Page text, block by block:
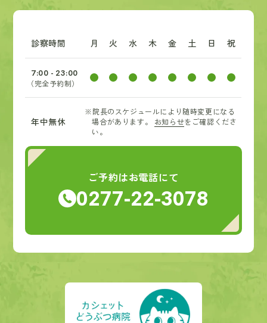
診察時間 月 火 水 木 金 土 日 祝
7:00 - 23:00
（完全予約制）
年中無休
※院長のスケジュールにより随時変更になる
場合があります。 お知らせをご確認くださ
い。
ご予約はお電話にて
0277-22-3078